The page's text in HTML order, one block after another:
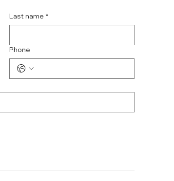
Last name *
Phone